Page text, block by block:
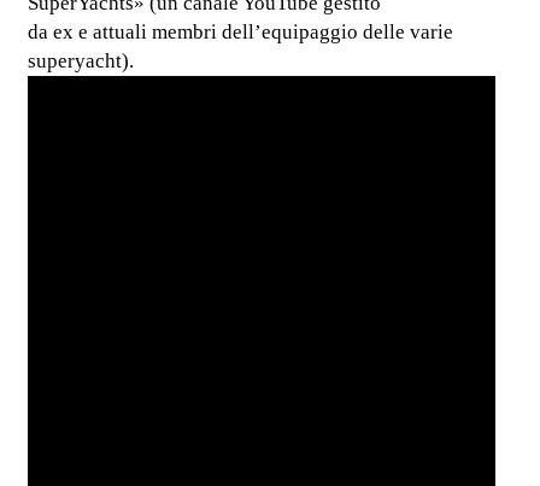
da ex e attuali membri dell’equipaggio delle varie
superyacht).